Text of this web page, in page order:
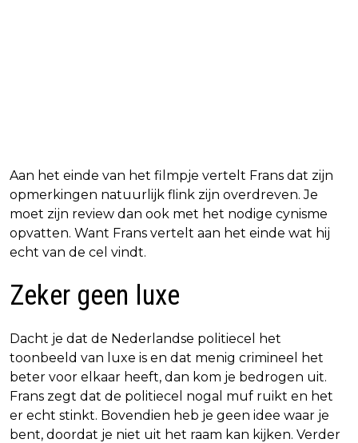
Aan het einde van het filmpje vertelt Frans dat zijn
opmerkingen natuurlijk flink zijn overdreven. Je
moet zijn review dan ook met het nodige cynisme
opvatten. Want Frans vertelt aan het einde wat hij
echt van de cel vindt.
Zeker geen luxe
Dacht je dat de Nederlandse politiecel het
toonbeeld van luxe is en dat menig crimineel het
beter voor elkaar heeft, dan kom je bedrogen uit.
Frans zegt dat de politiecel nogal muf ruikt en het
er echt stinkt. Bovendien heb je geen idee waar je
bent, doordat je niet uit het raam kan kijken. Verder